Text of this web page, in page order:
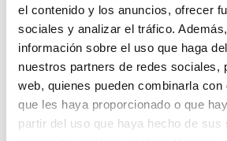
el contenido y los anuncios, ofrecer
sociales y analizar el tráfico.
información sobre el uso que haga
nuestros partners de redes sociales,
web, quienes pueden combinarla con
que les haya proporcionado o que
partir del uso que haya hecho de
designada para estudiar, analizar y
Navegación de
Entrada anterior: